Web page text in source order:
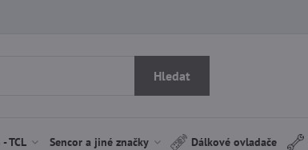
Hledat
TCL Sencor a jiné značky Dálkové ovladače